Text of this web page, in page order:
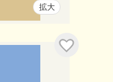
拡大